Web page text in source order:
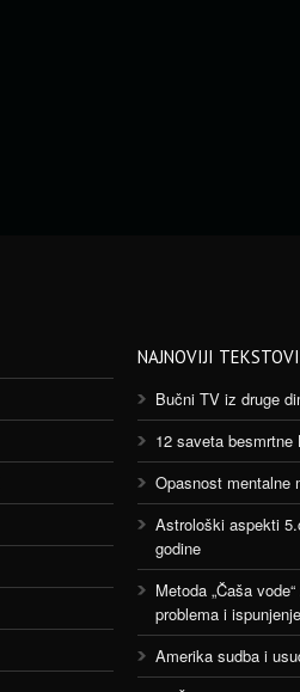
NAJNOVIJI TEKSTOVI
Bučni TV iz druge
12 saveta besmrtne
Opasnost mentalne
Astrološki aspekti
godine
Metoda „Čaša
problema i
Amerika sudba i